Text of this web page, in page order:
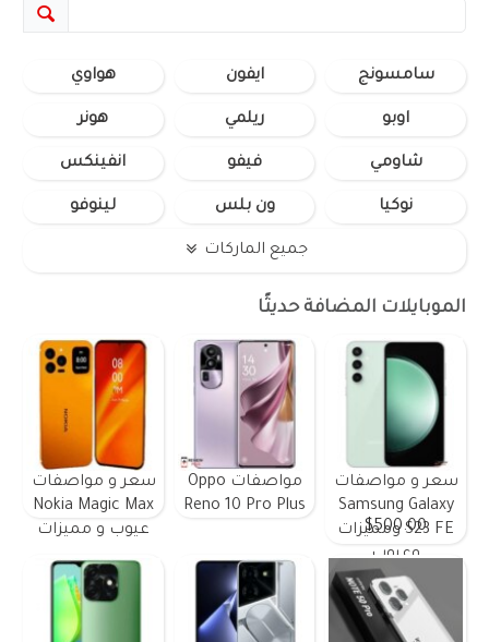
سامسونج ايفون هواوي
اوبو ريلمي هونر
شاومي فيفو انفينكس
نوكيا ون بلس لينوفو
جميع الماركات
الموبايلات المضافة حديثًا
سعر و مواصفات
Samsung Galaxy
S23 FE ومميزات
وعيوب
$500.00
مواصفات Oppo
Reno 10 Pro Plus
سعر و مواصفات
Nokia Magic Max
عيوب و مميزات